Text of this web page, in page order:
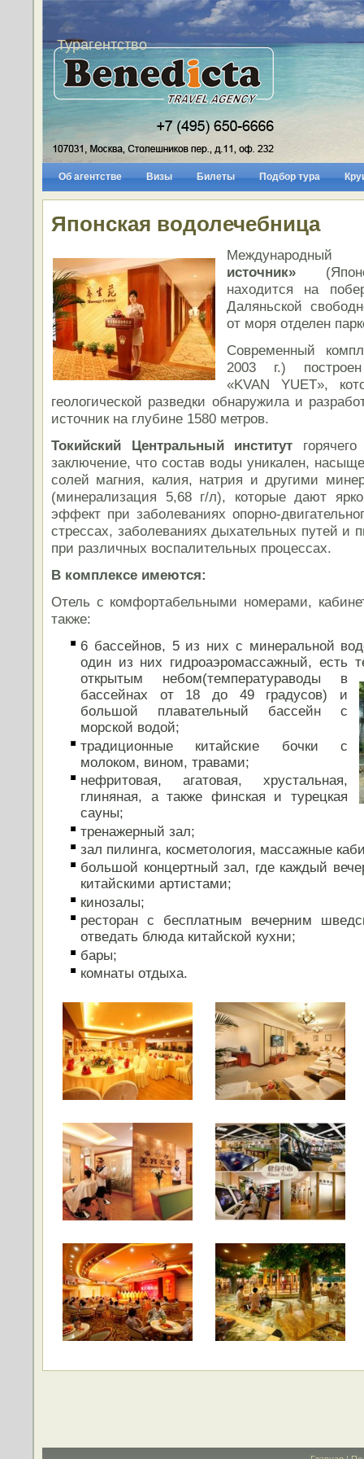
Турагентство
Об агентстве Визы Билеты Подбор тура
Японская водолечебница
источник»
находится на
Даляньской
от моря отделен
Современный
2003 г.)
«KVAN YUET»,
геологической разведки обнаружила и
источник на глубине 1580 метров.
Токийский Центральный институт
заключение, что состав воды уникален,
солей магния, калия, натрия и другими
(минерализация 5,68 г/л), которые дают
эффект при заболеваниях опорно-
стрессах, заболеваниях дыхательных путей и
при различных воспалительных процессах.
В комплексе имеются:
Отель с комфортабельными номерами,
также:
6 бассейнов, 5 из них с минеральной
один из них гидроаэромассажный, есть
открытым небом(температураводы в
бассейнах от 18 до 49 градусов) и
большой плавательный бассейн с
морской водой;
традиционные китайские бочки с
молоком, вином, травами;
нефритовая, агатовая, хрустальная,
глиняная, а также финская и турецкая
сауны;
тренажерный зал;
зал пилинга, косметология, массажные
большой концертный зал, где каждый
китайскими артистами;
кинозалы;
ресторан с бесплатным вечерним
отведать блюда китайской кухни;
бары;
комнаты отдыха.